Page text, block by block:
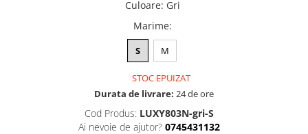
Culoare: Gri
Marime:
S M
STOC EPUIZAT
Durata de livrare: 24 de ore
Cod Produs: LUXY803N-gri-S
Ai nevoie de ajutor? 0745431132